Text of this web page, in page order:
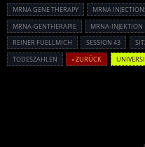
MRNA GENE THERAPY
MRNA
MRNA-GENTHERAPIE
MRNA-INJEKTION
REINER FUELLMICH
SESSION 43
TODESZAHLEN
« ZURÜCK